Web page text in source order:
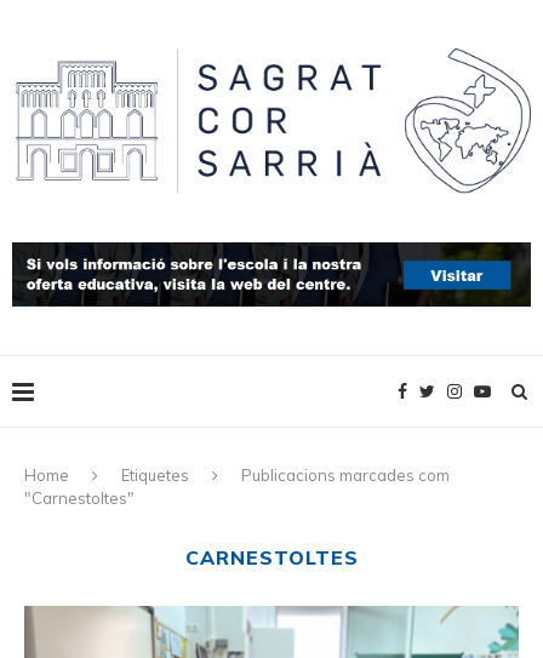
Home Etiquetes
Publicacions marcades com
"Carnestoltes"
CARNESTOLTES